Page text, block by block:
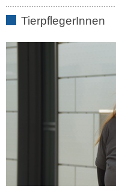
TierpflegerInnen